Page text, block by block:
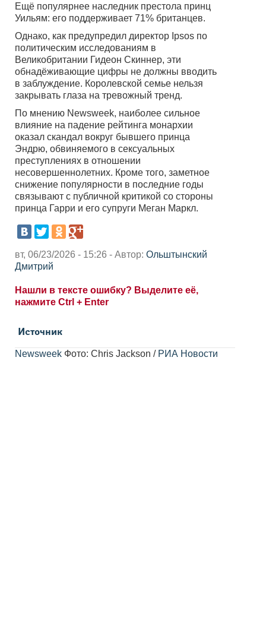
Ещё популярнее наследник престола принц
Уильям: его поддерживает 71% британцев.
Однако, как предупредил директор Ipsos по
политическим исследованиям в
Великобритании Гидеон Скиннер, эти
обнадёживающие цифры не должны вводить
в заблуждение. Королевской семье нельзя
закрывать глаза на тревожный тренд.
По мнению Newsweek, наиболее сильное
влияние на падение рейтинга монархии
оказал скандал вокруг бывшего принца
Эндрю, обвиняемого в сексуальных
преступлениях в отношении
несовершеннолетних. Кроме того, заметное
снижение популярности в последние годы
связывают с публичной критикой со стороны
принца Гарри и его супруги Меган Маркл.
вт, 06/23/2026 - 15:26 - Автор: Ольштынский
Дмитрий
Нашли в тексте ошибку? Выделите её,
нажмите Ctrl + Enter
Источник
Newsweek Фото: Chris Jackson / РИА Новости